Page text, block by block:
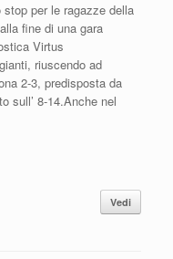
per le ragazze della
fine di una gara
Virtus
riuscendo ad
2-3, predisposta da
sull’ 8-14.Anche nel
Vedi